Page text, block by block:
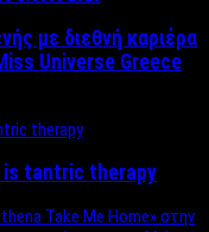
με διεθνή καριέρα
Universe Greece
is tantric therapy